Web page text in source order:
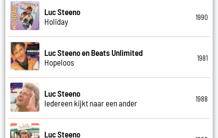
Luc Steeno
Holiday
1990
Luc Steeno en Beats Unlimited
Hopeloos
1981
Luc Steeno
Iedereen kijkt naar een ander
1988
Luc Steeno